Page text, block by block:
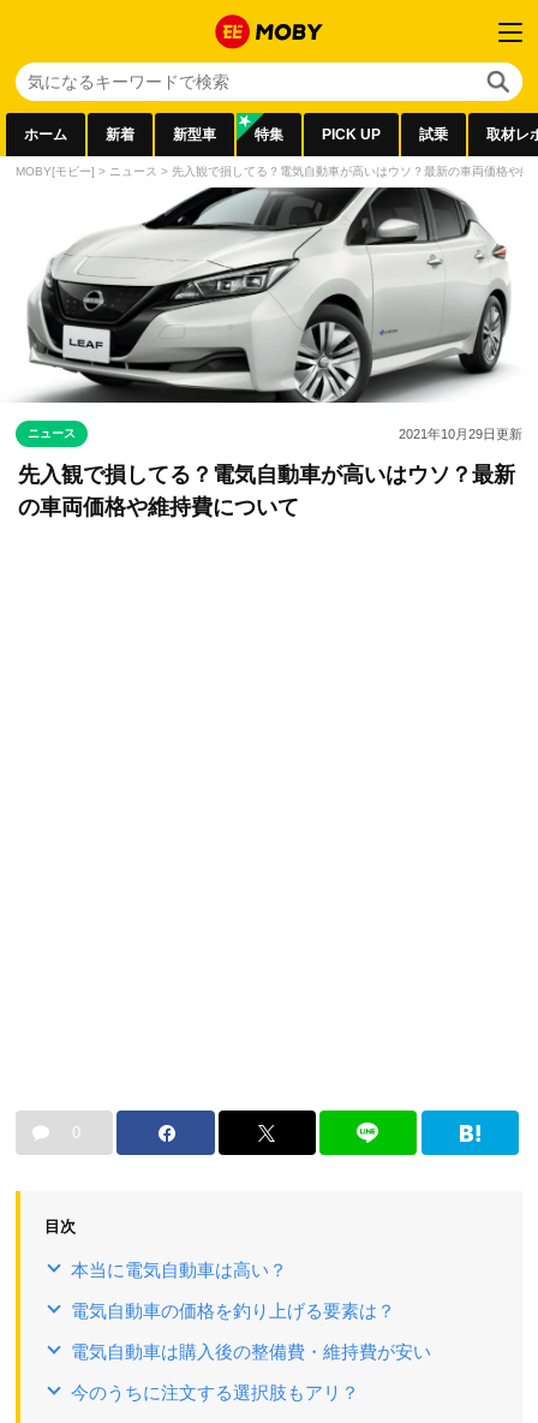
ホーム 新着 新型車 特集 PICK UP 試乗 取材レ
MOBY[モビー] > ニュース > 先入観で損してる？電気自動車が高いはウソ？最新の車両価格や維
ニュース 2021年10月29日更新
先入観で損してる？電気自動車が高いはウソ？最新
の車両価格や維持費について
0
目次
本当に電気自動車は高い？
電気自動車の価格を釣り上げる要素は？
電気自動車は購入後の整備費・維持費が安い
今のうちに注文する選択肢もアリ？